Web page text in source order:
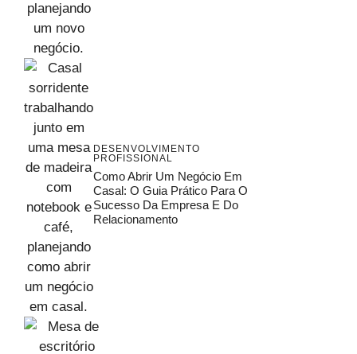
DESENVOLVIMENTO
PROFISSIONAL
Como Abrir Um Negócio Em
Casal: O Guia Prático Para O
Sucesso Da Empresa E Do
Relacionamento